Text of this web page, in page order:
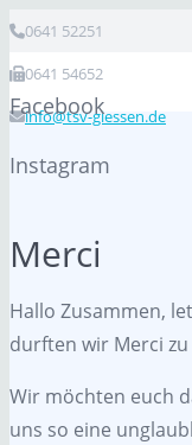
0641 52251
0641 54652
info@tsv-giessen.de
Facebook
Instagram
Merci
Hallo Zusammen,
durften wir Merci
Wir möchten euch
uns so eine